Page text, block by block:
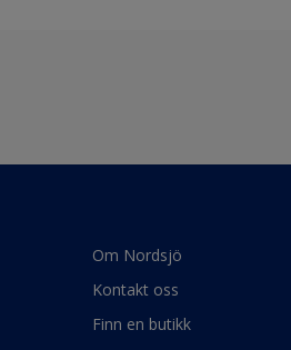
Om Nordsjö
Kontakt oss
Finn en butikk